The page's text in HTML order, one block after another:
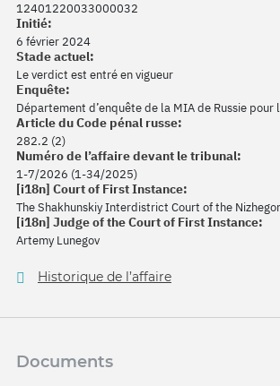
12401220033000032
Initié:
6 février 2024
Stade actuel:
Le verdict est entré en vigueur
Enquête:
Département d’enquête de la MIA de Russie pour
Article du Code pénal russe:
282.2 (2)
Numéro de l’affaire devant le tribunal:
1-7/2026 (1-34/2025)
[i18n] Court of First Instance:
The Shakhunskiy Interdistrict Court of the
[i18n] Judge of the Court of First Instance:
Artemy Lunegov
Historique de l’affaire
Documents